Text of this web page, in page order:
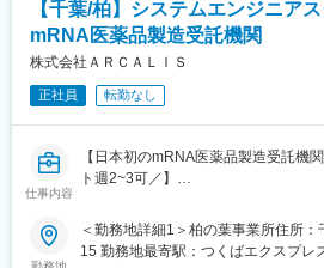
ルス感染症をきっかけに実用化され
感染症分野だけでなく、希少疾患、
医療への応用まで幅広い用途での医
開発がスタートしています。
■南相馬事業所（本社）について
「mRNA医薬品を、福島から世界へ
10億回分の接種量に相当するmRNA
医薬品工場です。製造技術開発施設
しています。
マイカー通勤が可能であり、借り上
【千葉/柏】システムエンジニア
mRNA医薬品製造受託機関
株式会社ＡＲＣＡＬＩＳ
正社員 転勤なし
仕事内容
【日本初のmRNA医薬品製造受託機
ト週2~3可／】
っていただきます。システムエンジ
務内容は以下の通りです。将来の管
す。
＜勤務地詳細1＞柏の葉事業所住所
15 勤務地最寄駅：つくばエクスプレ